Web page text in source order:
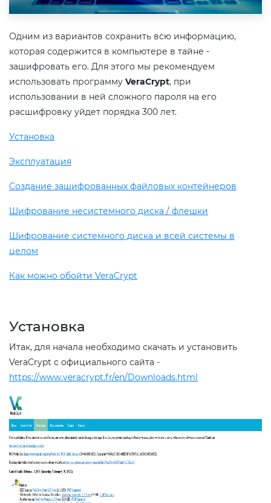
Одним из вариантов сохранить всю информацию,
которая содержится в компьютере в тайне -
зашифровать его. Для этого мы рекомендуем
использовать программу VeraCrypt, при
использовании в ней сложного пароля на его
расшифровку уйдет порядка 300 лет.
Установка
Эксплуатация
Создание зашифрованных файловых контейнеров
Шифрование несистемного диска / флешки
Шифрование системного диска и всей системы в
целом
Как можно обойти VeraCrypt
Установка
Итак, для начала необходимо скачать и установить
VeraCrypt с официального сайта -
https://www.veracrypt.fr/en/Downloads.html